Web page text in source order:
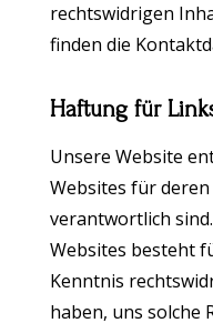
rechtswidrigen
finden die
Haftung für
Unsere Website
Websites für
verantwortlich
Websites besteht
Kenntnis
haben, uns solche